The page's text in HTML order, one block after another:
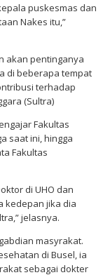
puskesmas dan
Nakes itu,”
akan pentinganya
di beberapa tempat
terhadap
(Sultra)
Fakultas
saat ini, hingga
Fakultas
di UHO dan
kedepan jika dia
jelasnya.
masyrakat.
di Busel, ia
sebagai dokter